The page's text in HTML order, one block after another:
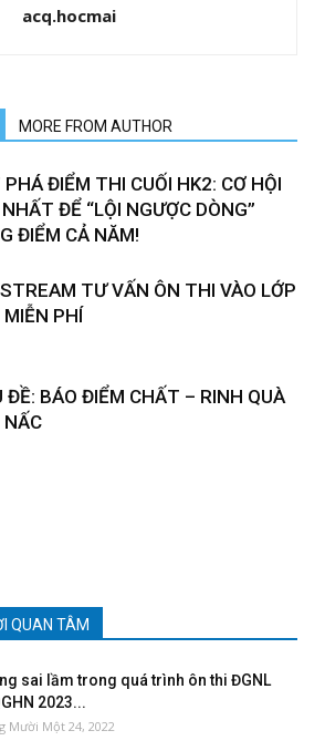
acq.hocmai
MORE FROM AUTHOR
ĐIỂM THI CUỐI HK2: CƠ HỘI
NHẤT ĐỂ “LỘI NGƯỢC DÒNG”
ĐIỂM CẢ NĂM!
TƯ VẤN ÔN THI VÀO LỚP
PHÍ
ĐỀ: BÁO ĐIỂM CHẤT – RINH QUÀ
QUAN TÂM
sai lầm trong quá trình ôn thi ĐGNL
2023...
Mười Một 24, 2022